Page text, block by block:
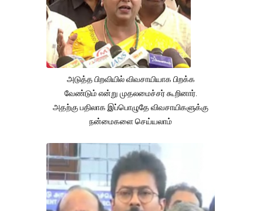
அடுத்த பிறவியில் விவசாயியாக பிறக்க
வேண்டும் என்று முதலமைச்சர் கூறினார்.
அதற்கு பதிலாக இப்பொழுதே விவசாயிகளுக்கு
நன்மைகளை செய்யலாம்